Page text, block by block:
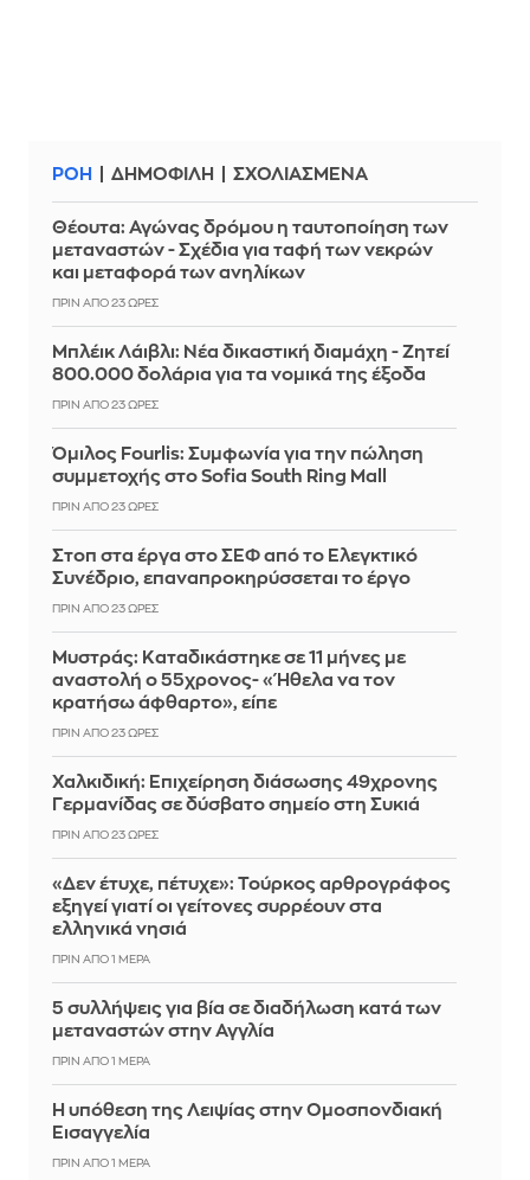
ΡΟΗ ΔΗΜΟΦΙΛΗ ΣΧΟΛΙΑΣΜΕΝΑ
Θέουτα: Αγώνας δρόμου η ταυτοποίηση των
μεταναστών - Σχέδια για ταφή των νεκρών
και μεταφορά των ανηλίκων
ΠΡΙΝ ΑΠΌ 23 ΏΡΕΣ
Μπλέικ Λάιβλι: Νέα δικαστική διαμάχη - Ζητεί
800.000 δολάρια για τα νομικά της έξοδα
ΠΡΙΝ ΑΠΌ 23 ΏΡΕΣ
Όμιλος Fourlis: Συμφωνία για την πώληση
συμμετοχής στο Sofia South Ring Mall
ΠΡΙΝ ΑΠΌ 23 ΏΡΕΣ
Στοπ στα έργα στο ΣΕΦ από το Ελεγκτικό
Συνέδριο, επαναπροκηρύσσεται το έργο
ΠΡΙΝ ΑΠΌ 23 ΏΡΕΣ
Μυστράς: Καταδικάστηκε σε 11 μήνες με
αναστολή ο 55χρονος- «Ήθελα να τον
κρατήσω άφθαρτο», είπε
ΠΡΙΝ ΑΠΌ 23 ΏΡΕΣ
Χαλκιδική: Επιχείρηση διάσωσης 49χρονης
Γερμανίδας σε δύσβατο σημείο στη Συκιά
ΠΡΙΝ ΑΠΌ 23 ΏΡΕΣ
«Δεν έτυχε, πέτυχε»: Τούρκος αρθρογράφος
εξηγεί γιατί οι γείτονες συρρέουν στα
ελληνικά νησιά
ΠΡΙΝ ΑΠΌ 1 ΜΈΡΑ
5 συλλήψεις για βία σε διαδήλωση κατά των
μεταναστών στην Αγγλία
ΠΡΙΝ ΑΠΌ 1 ΜΈΡΑ
Η υπόθεση της Λειψίας στην Ομοσπονδιακή
Εισαγγελία
ΠΡΙΝ ΑΠΌ 1 ΜΈΡΑ